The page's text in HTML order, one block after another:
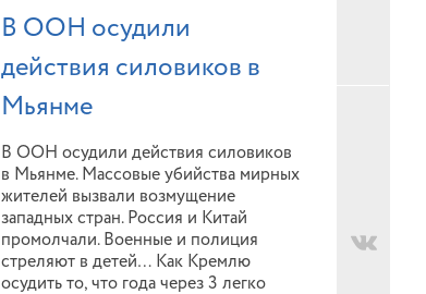
В ООН осудили
действия силовиков в
Мьянме
В ООН осудили действия силовиков
в Мьянме. Массовые убийства мирных
жителей вызвали возмущение
западных стран. Россия и Китай
промолчали. Военные и полиция
стреляют в детей… Как Кремлю
осудить то, что года через 3 легко